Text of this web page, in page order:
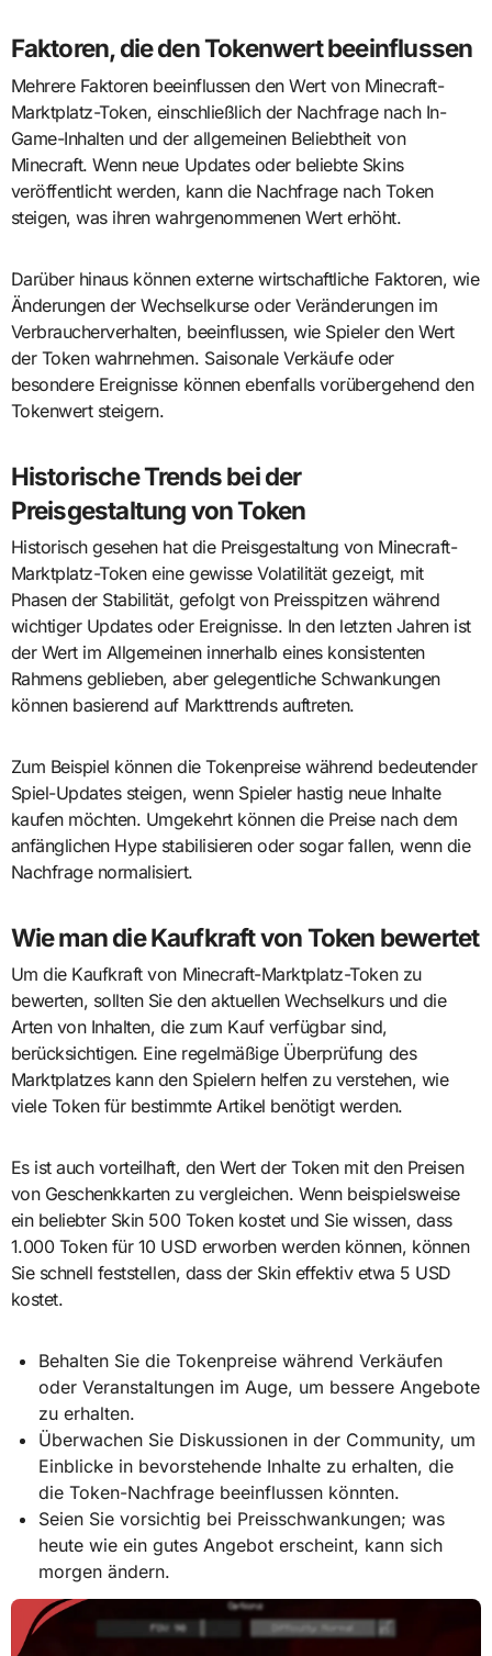
Faktoren, die den Tokenwert beeinflussen
Mehrere Faktoren beeinflussen den Wert von Minecraft-
Marktplatz-Token, einschließlich der Nachfrage nach In-
Game-Inhalten und der allgemeinen Beliebtheit von
Minecraft. Wenn neue Updates oder beliebte Skins
veröffentlicht werden, kann die Nachfrage nach Token
steigen, was ihren wahrgenommenen Wert erhöht.
Darüber hinaus können externe wirtschaftliche Faktoren, wie
Änderungen der Wechselkurse oder Veränderungen im
Verbraucherverhalten, beeinflussen, wie Spieler den Wert
der Token wahrnehmen. Saisonale Verkäufe oder
besondere Ereignisse können ebenfalls vorübergehend den
Tokenwert steigern.
Historische Trends bei der
Preisgestaltung von Token
Historisch gesehen hat die Preisgestaltung von Minecraft-
Marktplatz-Token eine gewisse Volatilität gezeigt, mit
Phasen der Stabilität, gefolgt von Preisspitzen während
wichtiger Updates oder Ereignisse. In den letzten Jahren ist
der Wert im Allgemeinen innerhalb eines konsistenten
Rahmens geblieben, aber gelegentliche Schwankungen
können basierend auf Markttrends auftreten.
Zum Beispiel können die Tokenpreise während bedeutender
Spiel-Updates steigen, wenn Spieler hastig neue Inhalte
kaufen möchten. Umgekehrt können die Preise nach dem
anfänglichen Hype stabilisieren oder sogar fallen, wenn die
Nachfrage normalisiert.
Wie man die Kaufkraft von Token bewertet
Um die Kaufkraft von Minecraft-Marktplatz-Token zu
bewerten, sollten Sie den aktuellen Wechselkurs und die
Arten von Inhalten, die zum Kauf verfügbar sind,
berücksichtigen. Eine regelmäßige Überprüfung des
Marktplatzes kann den Spielern helfen zu verstehen, wie
viele Token für bestimmte Artikel benötigt werden.
Es ist auch vorteilhaft, den Wert der Token mit den Preisen
von Geschenkkarten zu vergleichen. Wenn beispielsweise
ein beliebter Skin 500 Token kostet und Sie wissen, dass
1.000 Token für 10 USD erworben werden können, können
Sie schnell feststellen, dass der Skin effektiv etwa 5 USD
kostet.
Behalten Sie die Tokenpreise während Verkäufen
oder Veranstaltungen im Auge, um bessere Angebote
zu erhalten.
Überwachen Sie Diskussionen in der Community, um
Einblicke in bevorstehende Inhalte zu erhalten, die
die Token-Nachfrage beeinflussen könnten.
Seien Sie vorsichtig bei Preisschwankungen; was
heute wie ein gutes Angebot erscheint, kann sich
morgen ändern.